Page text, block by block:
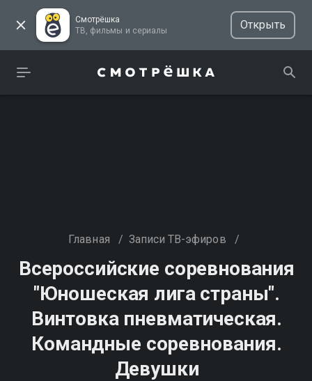
Смотрёшка
ТВ, фильмы и сериалы
Открыть
Главная / Записи ТВ-эфиров /
Всероссийские соревнования
"Юношеская лига страны".
Винтовка пневматическая.
Командные соревнования.
Девушки